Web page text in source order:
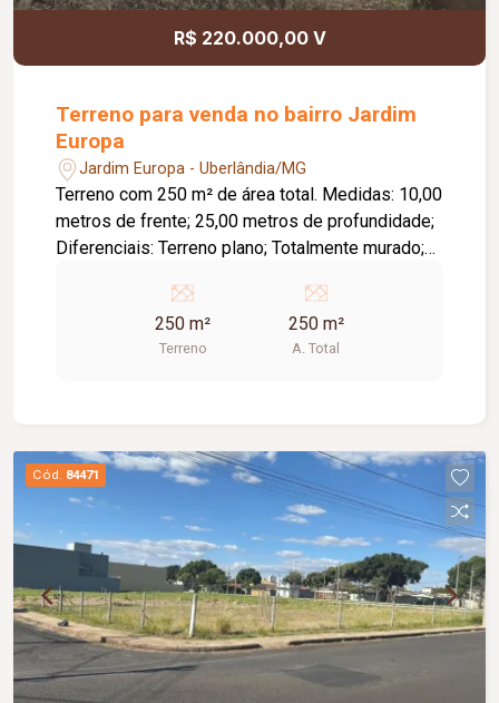
R$ 220.000,00 V
Terreno para venda no bairro Jardim
Europa
Jardim Europa - Uberlândia/MG
Terreno com 250 m² de área total. Medidas: 10,00
metros de frente; 25,00 metros de profundidade;
Diferenciais: Terreno plano; Totalmente murado;
para construir ou investir.
250 m²
Terreno
250 m²
A. Total
Cód. 84471